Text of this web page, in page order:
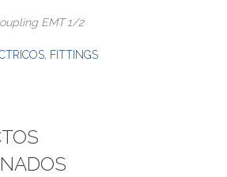
EMT 1/2
FITTINGS